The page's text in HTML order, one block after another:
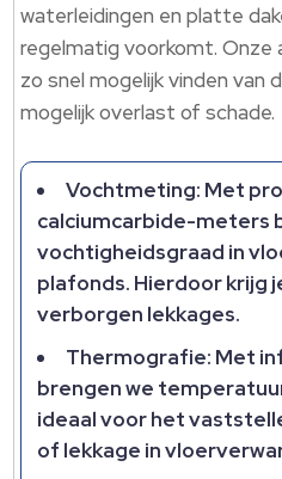
waterleidingen en platte
regelmatig voorkomt.​ Onze
zo snel mogelijk vinden van
mogelijk overlast of schade.​
Vochtmeting: Met
calciumcarbide-meters
vochtigheidsgraad in
plafonds.​ Hierdoor krijg
verborgen lekkages.​
Thermografie: Met
brengen we
ideaal voor het
of lekkage in